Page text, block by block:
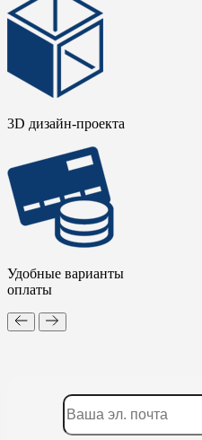
3D дизайн-проекта
Удобные варианты
оплаты